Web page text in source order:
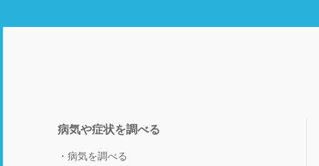
病気や症状を調べる
病気を調べる